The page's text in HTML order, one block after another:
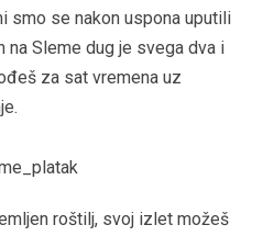
smo se nakon uspona uputili
na Sleme dug je svega dva i
za sat vremena uz
roštilj, svoj izlet možeš